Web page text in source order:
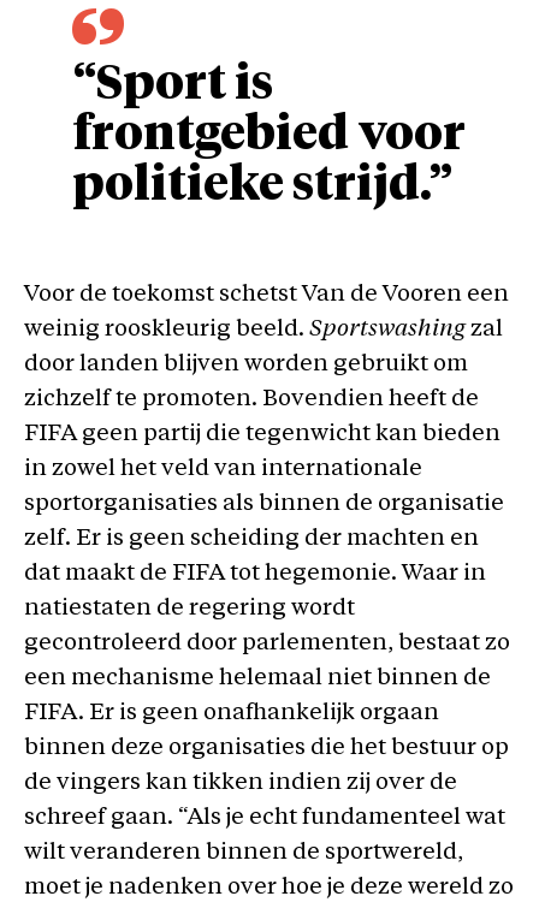
“Sport is
frontgebied voor
politieke strijd.”
Voor de toekomst schetst Van de Vooren een
weinig rooskleurig beeld. Sportswashingzal
door landen blijven worden gebruikt om
zichzelf te promoten. Bovendien heeft de
FIFA geen partij die tegenwicht kan bieden
in zowel het veld van internationale
sportorganisaties als binnen de organisatie
zelf. Er is geen scheiding der machten en
dat maakt de FIFA tot hegemonie. Waar in
natiestaten de regering wordt
gecontroleerd door parlementen, bestaat zo
een mechanisme helemaal niet binnen de
FIFA. Er is geen onafhankelijk orgaan
binnen deze organisaties die het bestuur op
de vingers kan tikken indien zij over de
schreef gaan. “Als je echt fundamenteel wat
wilt veranderen binnen de sportwereld,
moet je nadenken over hoe je deze wereld zo